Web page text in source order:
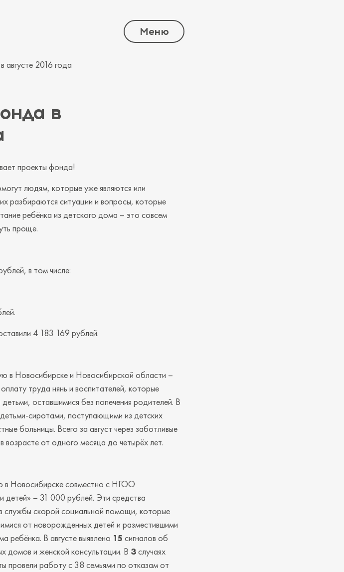
Меню
2016 года
в
проекты фонда!
людям, которые уже являются или
разбираются ситуации и вопросы, которые
ребёнка из детского дома – это совсем
проще.
в том числе:
4 183 169 рублей.
в Новосибирске и Новосибирской области –
труда нянь и воспитателей, которые
оставшимися без попечения родителей. В
сиротами, поступающими из детских
больницы. Всего за август через заботливые
от одного месяца до четырёх лет.
в Новосибирске совместно с НГОО
детей» – 31 000 рублей. Эти средства
службы скорой социальной помощи, которые
от новорожденных детей и разместившими
ребёнка. В августе выявлено 15 сигналов об
домов и женской консультации. В 3случаях
провели работу с 38 семьями по отказам от